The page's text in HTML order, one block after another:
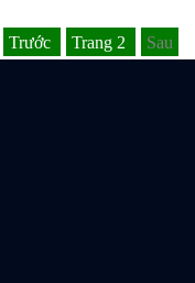
Trước Trang 2 Sau